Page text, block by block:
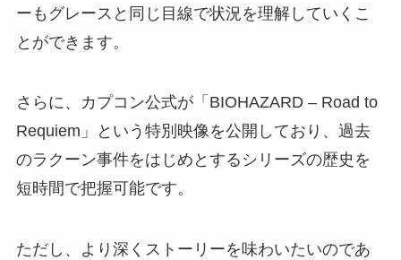
ーもグレースと同じ目線で状況を理解していくこ
とができます。
さらに、カプコン公式が「BIOHAZARD – Road to
Requiem」という特別映像を公開しており、過去
のラクーン事件をはじめとするシリーズの歴史を
短時間で把握可能です。
ただし、より深くストーリーを味わいたいのであ